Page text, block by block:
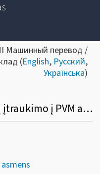
Машинный перевод /
(English, Русский,
Українська)
Kokie pirkimo PVM sumų įtraukimo į PVM atskaitą reikalavimai yra taikomi?